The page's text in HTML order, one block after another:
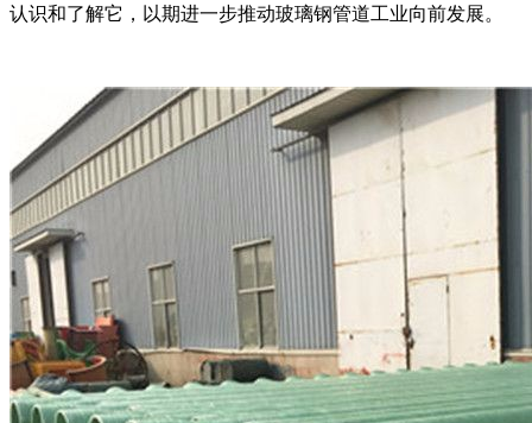
认识和了解它，以期进一步推动玻璃钢管道工业向前发展。